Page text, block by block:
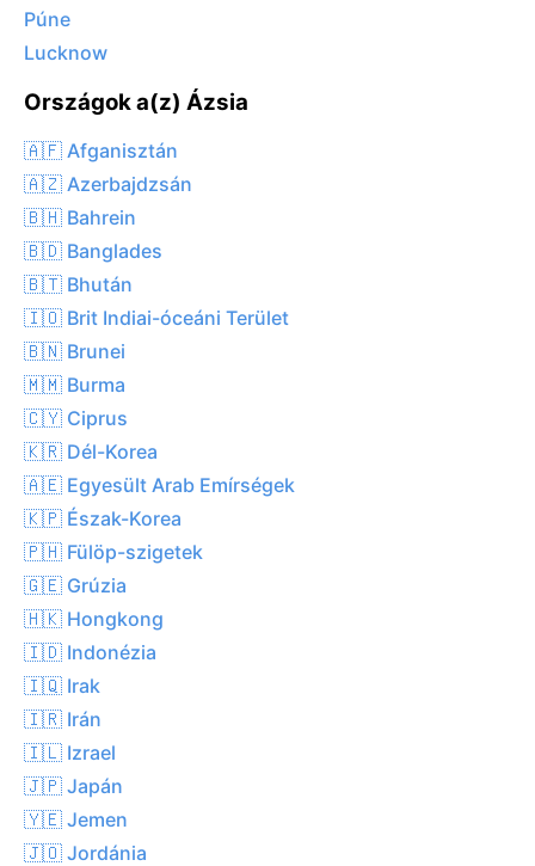
Púne
Lucknow
Országok a(z) Ázsia
🇦🇫 Afganisztán
🇦🇿 Azerbajdzsán
🇧🇭 Bahrein
🇧🇩 Banglades
🇧🇹 Bhután
🇮🇴 Brit Indiai-óceáni Terület
🇧🇳 Brunei
🇲🇲 Burma
🇨🇾 Ciprus
🇰🇷 Dél-Korea
🇦🇪 Egyesült Arab Emírségek
🇰🇵 Észak-Korea
🇵🇭 Fülöp-szigetek
🇬🇪 Grúzia
🇭🇰 Hongkong
🇮🇩 Indonézia
🇮🇶 Irak
🇮🇷 Irán
🇮🇱 Izrael
🇯🇵 Japán
🇾🇪 Jemen
🇯🇴 Jordánia